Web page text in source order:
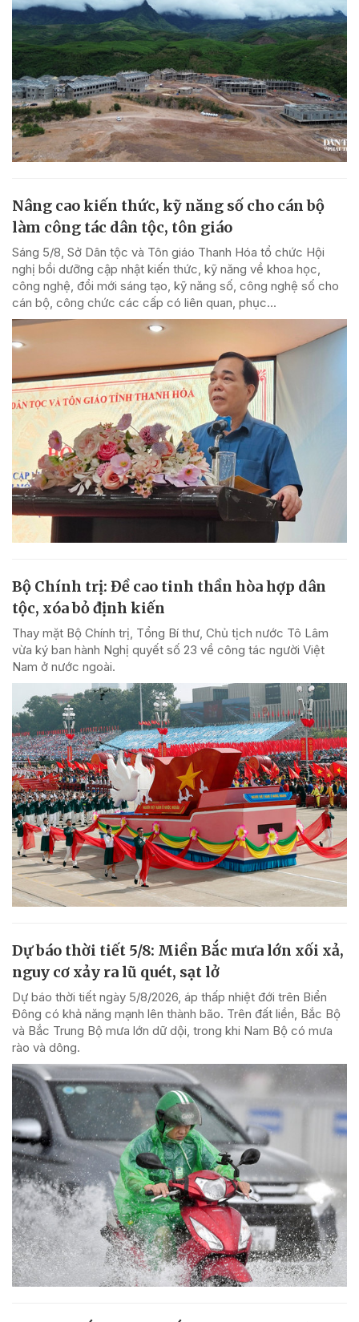
Nâng cao kiến thức, kỹ năng số cho cán bộ
làm công tác dân tộc, tôn giáo
Sáng 5/8, Sở Dân tộc và Tôn giáo Thanh Hóa tổ chức Hội
nghị bồi dưỡng cập nhật kiến thức, kỹ năng về khoa học,
công nghệ, đổi mới sáng tạo, kỹ năng số, công nghệ số cho
cán bộ, công chức các cấp có liên quan, phục...
Bộ Chính trị: Đề cao tinh thần hòa hợp dân
tộc, xóa bỏ định kiến
Thay mặt Bộ Chính trị, Tổng Bí thư, Chủ tịch nước Tô Lâm
vừa ký ban hành Nghị quyết số 23 về công tác người Việt
Nam ở nước ngoài.
Dự báo thời tiết 5/8: Miền Bắc mưa lớn xối xả,
nguy cơ xảy ra lũ quét, sạt lở
Dự báo thời tiết ngày 5/8/2026, áp thấp nhiệt đới trên Biển
Đông có khả năng mạnh lên thành bão. Trên đất liền, Bắc Bộ
và Bắc Trung Bộ mưa lớn dữ dội, trong khi Nam Bộ có mưa
rào và dông.